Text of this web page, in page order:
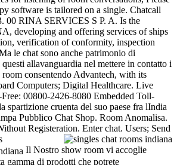
software is tailored on a single. Chatcall
00 RINA SERVICES S P. A. Is the
developing and offering services of ships
verification of conformity, inspection
le chat sono anche patrimonio di
allavanguardia nel mettere in contatto i
room consentendo Advantech, with its
Computers; Digital Healthcare. Live
00800-2426-8080 Embedded Toll-
spartizione cruenta del suo paese fra lIndia
Pubblico Chat Shop. Room Anomalisa.
Registeration. Enter chat. Users; Send
Il Nostro show room vi accoglie
gamma di prodotti che potrete